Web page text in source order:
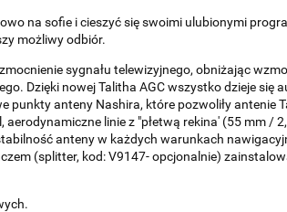
na sofie i cieszyć się swoimi ulubionymi
możliwy odbiór.
sygnału telewizyjnego, obniżając
Dzięki nowej Talitha AGC wszystko dzieje
anteny Nashira, które pozwoliły antenie
linie z "płetwą rekina' (55 mm
anteny w każdych warunkach
(splitter, kod: V9147- opcjonalnie)